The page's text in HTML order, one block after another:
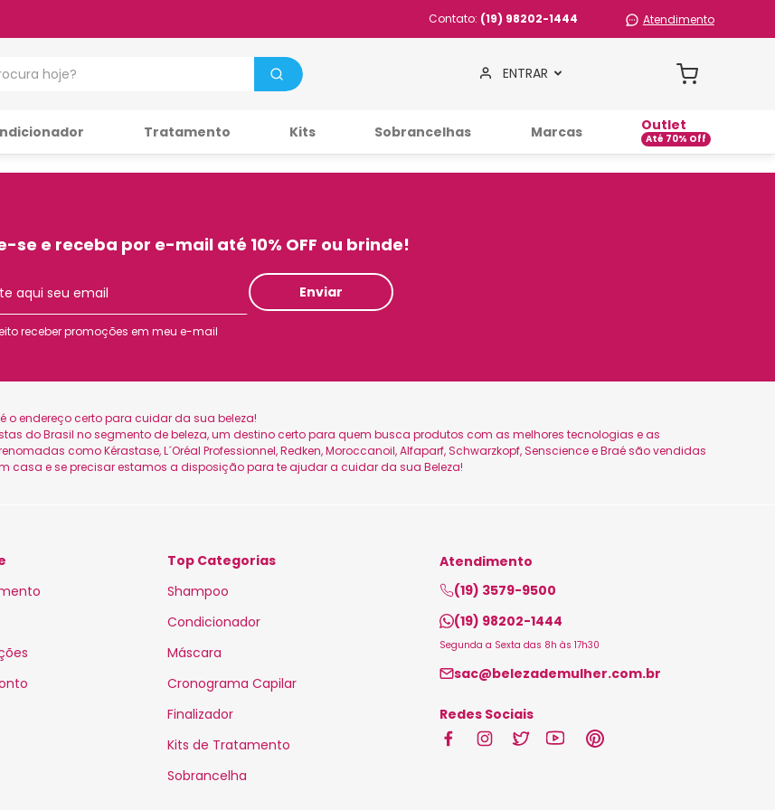
Contato: (19) 98202-1444 Atendimento
ENTRAR
Tratamento Kits Sobrancelhas Marcas Outlet
se e receba por e-mail até 10% OFF ou brinde!
receber promoções em meu e-mail
Enviar
o endereço certo para cuidar da sua beleza!
do Brasil no segmento de beleza, um destino certo para quem busca produtos com as melhores tecnologias e as
como Kérastase, L´Oréal Professionnel, Redken, Moroccanoil, Alfaparf, Schwarzkopf, Senscience e Braé são vendidas
casa e se precisar estamos a disposição para te ajudar a cuidar da sua Beleza!
Top Categorias
Shampoo
Condicionador
Máscara
Cronograma Capilar
Finalizador
Kits de Tratamento
Sobrancelha
Atendimento
(19) 3579-9500
(19) 98202-1444
Segunda a Sexta das 8h às 17h30
sac@belezademulher.com.br
Redes Sociais